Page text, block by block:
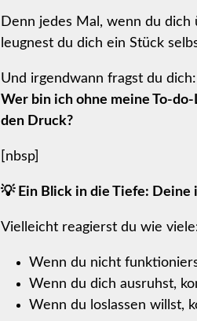
Denn jedes Mal, wenn du dich
leugnest du dich ein Stück
Und irgendwann fragst du dich:
Wer bin ich ohne meine To-
den Druck?
[nbsp]
💡 Ein Blick in die Tiefe: Deine
Vielleicht reagierst du wie
Wenn du nicht
Wenn du dich ausruhst,
Wenn du loslassen willst,